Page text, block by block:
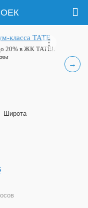
→
класса ТАТЕ
20% в ЖК ТАТЕ!.
Широта